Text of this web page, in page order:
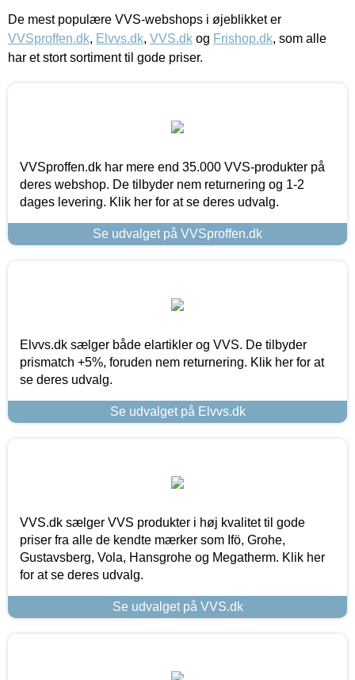
De mest populære VVS-webshops i øjeblikket er
VVSproffen.dk, Elvvs.dk, VVS.dk og Frishop.dk, som alle
har et stort sortiment til gode priser.
VVSproffen.dk har mere end 35.000 VVS-produkter på
deres webshop. De tilbyder nem returnering og 1-2
dages levering. Klik her for at se deres udvalg.
Se udvalget på VVSproffen.dk
Elvvs.dk sælger både elartikler og VVS. De tilbyder
prismatch +5%, foruden nem returnering. Klik her for at
se deres udvalg.
Se udvalget på Elvvs.dk
VVS.dk sælger VVS produkter i høj kvalitet til gode
priser fra alle de kendte mærker som Ifö, Grohe,
Gustavsberg, Vola, Hansgrohe og Megatherm. Klik her
for at se deres udvalg.
Se udvalget på VVS.dk